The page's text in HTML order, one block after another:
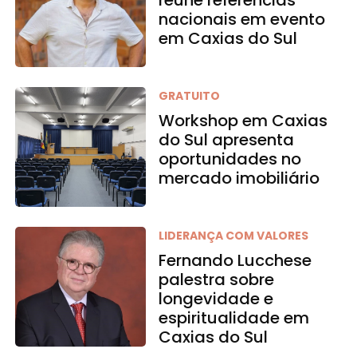
nacionais em evento
em Caxias do Sul
GRATUITO
Workshop em Caxias
do Sul apresenta
oportunidades no
mercado imobiliário
LIDERANÇA COM VALORES
Fernando Lucchese
palestra sobre
longevidade e
espiritualidade em
Caxias do Sul